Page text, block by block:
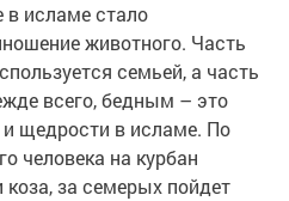
в исламе стало
животного. Часть
семьей, а часть
всего, бедным – это
щедрости в исламе. По
человека на курбан
за семерых пойдет